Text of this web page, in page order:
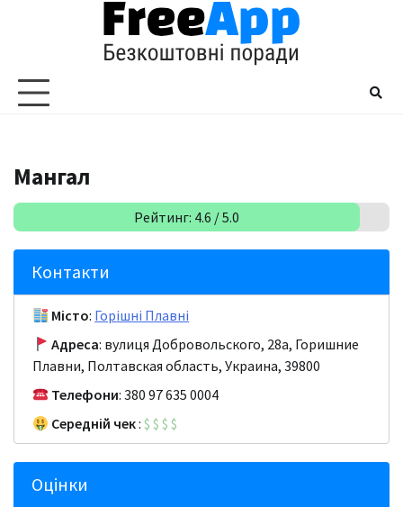
Мангал
Рейтинг: 4.6 / 5.0
Контакти
Місто: Горішні Плавні
Адреса: вулиця Добровольского, 28а, Горишние
Плавни, Полтавская область, Украина, 39800
Телефони: 380 97 635 0004
Середній чек:$ $ $ $
Оцінки